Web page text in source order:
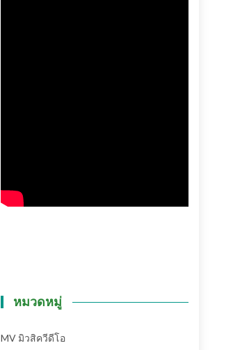
หมวดหมู่
MV มิวสิควีดีโอ